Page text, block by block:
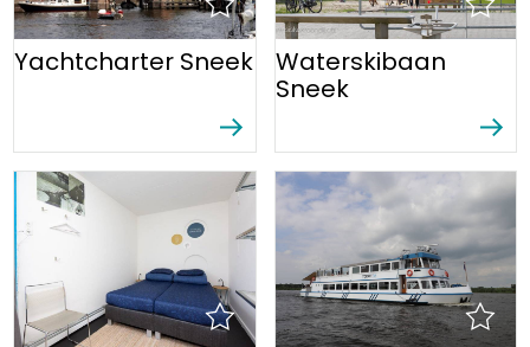
Yachtcharter Sneek
Waterskibaan
Sneek